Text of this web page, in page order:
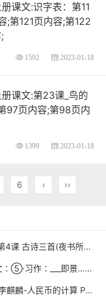
课文:识字表：第11
;第121页内容;第122
1592 2023-01-18
课文:第23课_鸟的
97页内容;第98页内
1399 2023-01-18
6 › ››
(夜书所见)】视频网课内容
空格语文园地：第103页内容;第104页内容;
计算 P57-58】视频网课内容